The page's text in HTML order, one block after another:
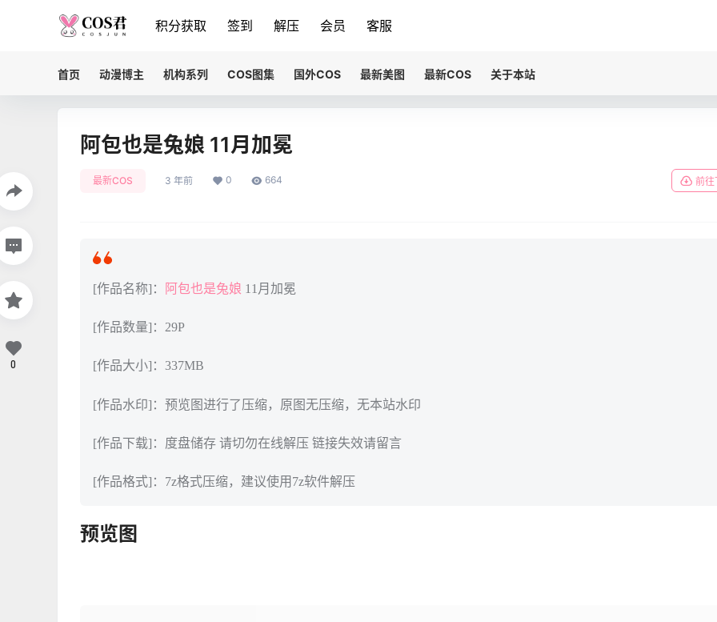
积分获取 签到 解压 会员 客服
首页 动漫博主 机构系列 COS图集 国外COS 最新美图 最新COS 关于本站
阿包也是兔娘 11月加冕
最新COS 3 年前 0 664 前往
[作品名称]： 阿包也是兔娘 11月加冕
[作品数量]：29P
[作品大小]：337MB
[作品水印]：预览图进行了压缩，原图无压缩，无本站水印
[作品下载]：度盘储存 请切勿在线解压 链接失效请留言
[作品格式]：7z格式压缩，建议使用7z软件解压
预览图
0